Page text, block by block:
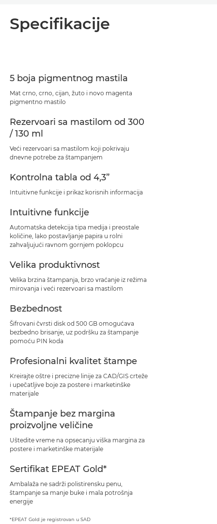
Preuzimanje PDF-a
Specifikacije
5 boja pigmentnog mastila
Mat crno, crno, cijan, žuto i novo magenta
pigmentno mastilo
Rezervoari sa mastilom od 300
/ 130 ml
Veći rezervoari sa mastilom koji pokrivaju
dnevne potrebe za štampanjem
Kontrolna tabla od 4,3”
Intuitivne funkcije i prikaz korisnih informacija
Intuitivne funkcije
Automatska detekcija tipa medija i preostale
količine, lako postavljanje papira u rolni
zahvaljujući ravnom gornjem poklopcu
Velika produktivnost
Velika brzina štampanja, brzo vraćanje iz režima
mirovanja i veći rezervoari sa mastilom
Bezbednost
Šifrovani čvrsti disk od 500 GB omogućava
bezbedno brisanje, uz podršku za štampanje
pomoću PIN koda
Profesionalni kvalitet štampe
Kreirajte oštre i precizne linije za CAD/GIS crteže
i upečatljive boje za postere i marketinške
materijale
Štampanje bez margina
proizvoljne veličine
Uštedite vreme na opsecanju viška margina za
postere i marketinške materijale
Sertifikat EPEAT Gold*
Ambalaža ne sadrži polistirensku penu,
štampanje sa manje buke i mala potrošnja
energije
*EPEAT Gold je registrovan u SAD